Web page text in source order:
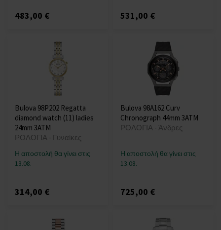
483,00 € 531,00 €
Bulova 98P202 Regatta
diamond watch (11) ladies
24mm 3ATM
ΡΟΛΟΓΙΑ - Γυναίκες
Η αποστολή θα γίνει στις
13.08.
314,00 €
Bulova 98A162 Curv
Chronograph 44mm 3ATM
ΡΟΛΟΓΙΑ - Άνδρες
Η αποστολή θα γίνει στις
13.08.
725,00 €